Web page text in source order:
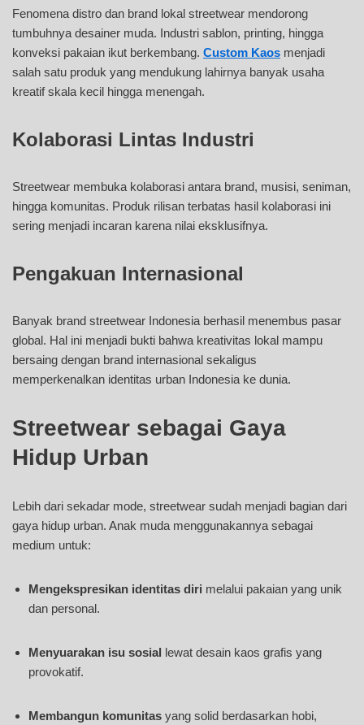
Fenomena distro dan brand lokal streetwear mendorong
tumbuhnya desainer muda. Industri sablon, printing, hingga
konveksi pakaian ikut berkembang. Custom Kaos menjadi
salah satu produk yang mendukung lahirnya banyak usaha
kreatif skala kecil hingga menengah.
Kolaborasi Lintas Industri
Streetwear membuka kolaborasi antara brand, musisi, seniman,
hingga komunitas. Produk rilisan terbatas hasil kolaborasi ini
sering menjadi incaran karena nilai eksklusifnya.
Pengakuan Internasional
Banyak brand streetwear Indonesia berhasil menembus pasar
global. Hal ini menjadi bukti bahwa kreativitas lokal mampu
bersaing dengan brand internasional sekaligus
memperkenalkan identitas urban Indonesia ke dunia.
Streetwear sebagai Gaya
Hidup Urban
Lebih dari sekadar mode, streetwear sudah menjadi bagian dari
gaya hidup urban. Anak muda menggunakannya sebagai
medium untuk:
Mengekspresikan identitas diri melalui pakaian yang unik
dan personal.
Menyuarakan isu sosial lewat desain kaos grafis yang
provokatif.
Membangun komunitas yang solid berdasarkan hobi,